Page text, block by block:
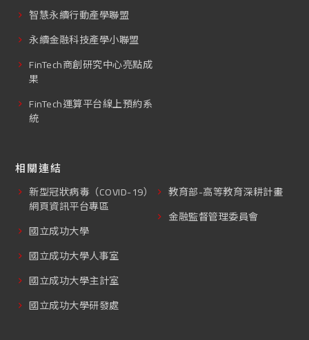
智慧永續行動產學聯盟
永續金融科技產學小聯盟
FinTech商創研究中心亮點成
果
FinTech運算平台線上預約系
統
相關連結
新型冠狀病毒（COVID-19）
網頁資訊平台專區
國立成功大學
國立成功大學人事室
國立成功大學主計室
國立成功大學研發處
教育部-高等教育深耕計畫
金融監督管理委員會